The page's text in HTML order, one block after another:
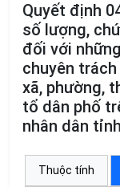
Quyết định
số lượng,
đối với
chuyên
xã, phường,
tổ dân phố
nhân dân
Thuộc tính